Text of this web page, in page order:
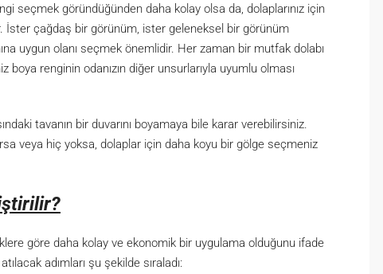
seçmek göründüğünden daha kolay olsa da, dolaplarınız için
İster çağdaş bir görünüm, ister geleneksel bir görünüm
uygun olanı seçmek önemlidir. Her zaman bir mutfak dolabı
renginin odanızın diğer unsurlarıyla uyumlu olması
tavanın bir duvarını boyamaya bile karar verebilirsiniz.
veya hiç yoksa, dolaplar için daha koyu bir gölge seçmeniz
göre daha kolay ve ekonomik bir uygulama olduğunu ifade
adımları şu şekilde sıraladı: